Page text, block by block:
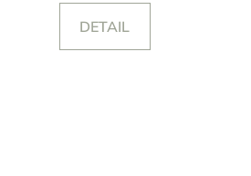
DETAIL